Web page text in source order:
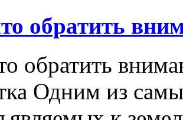
обратить
обратить
Одним из